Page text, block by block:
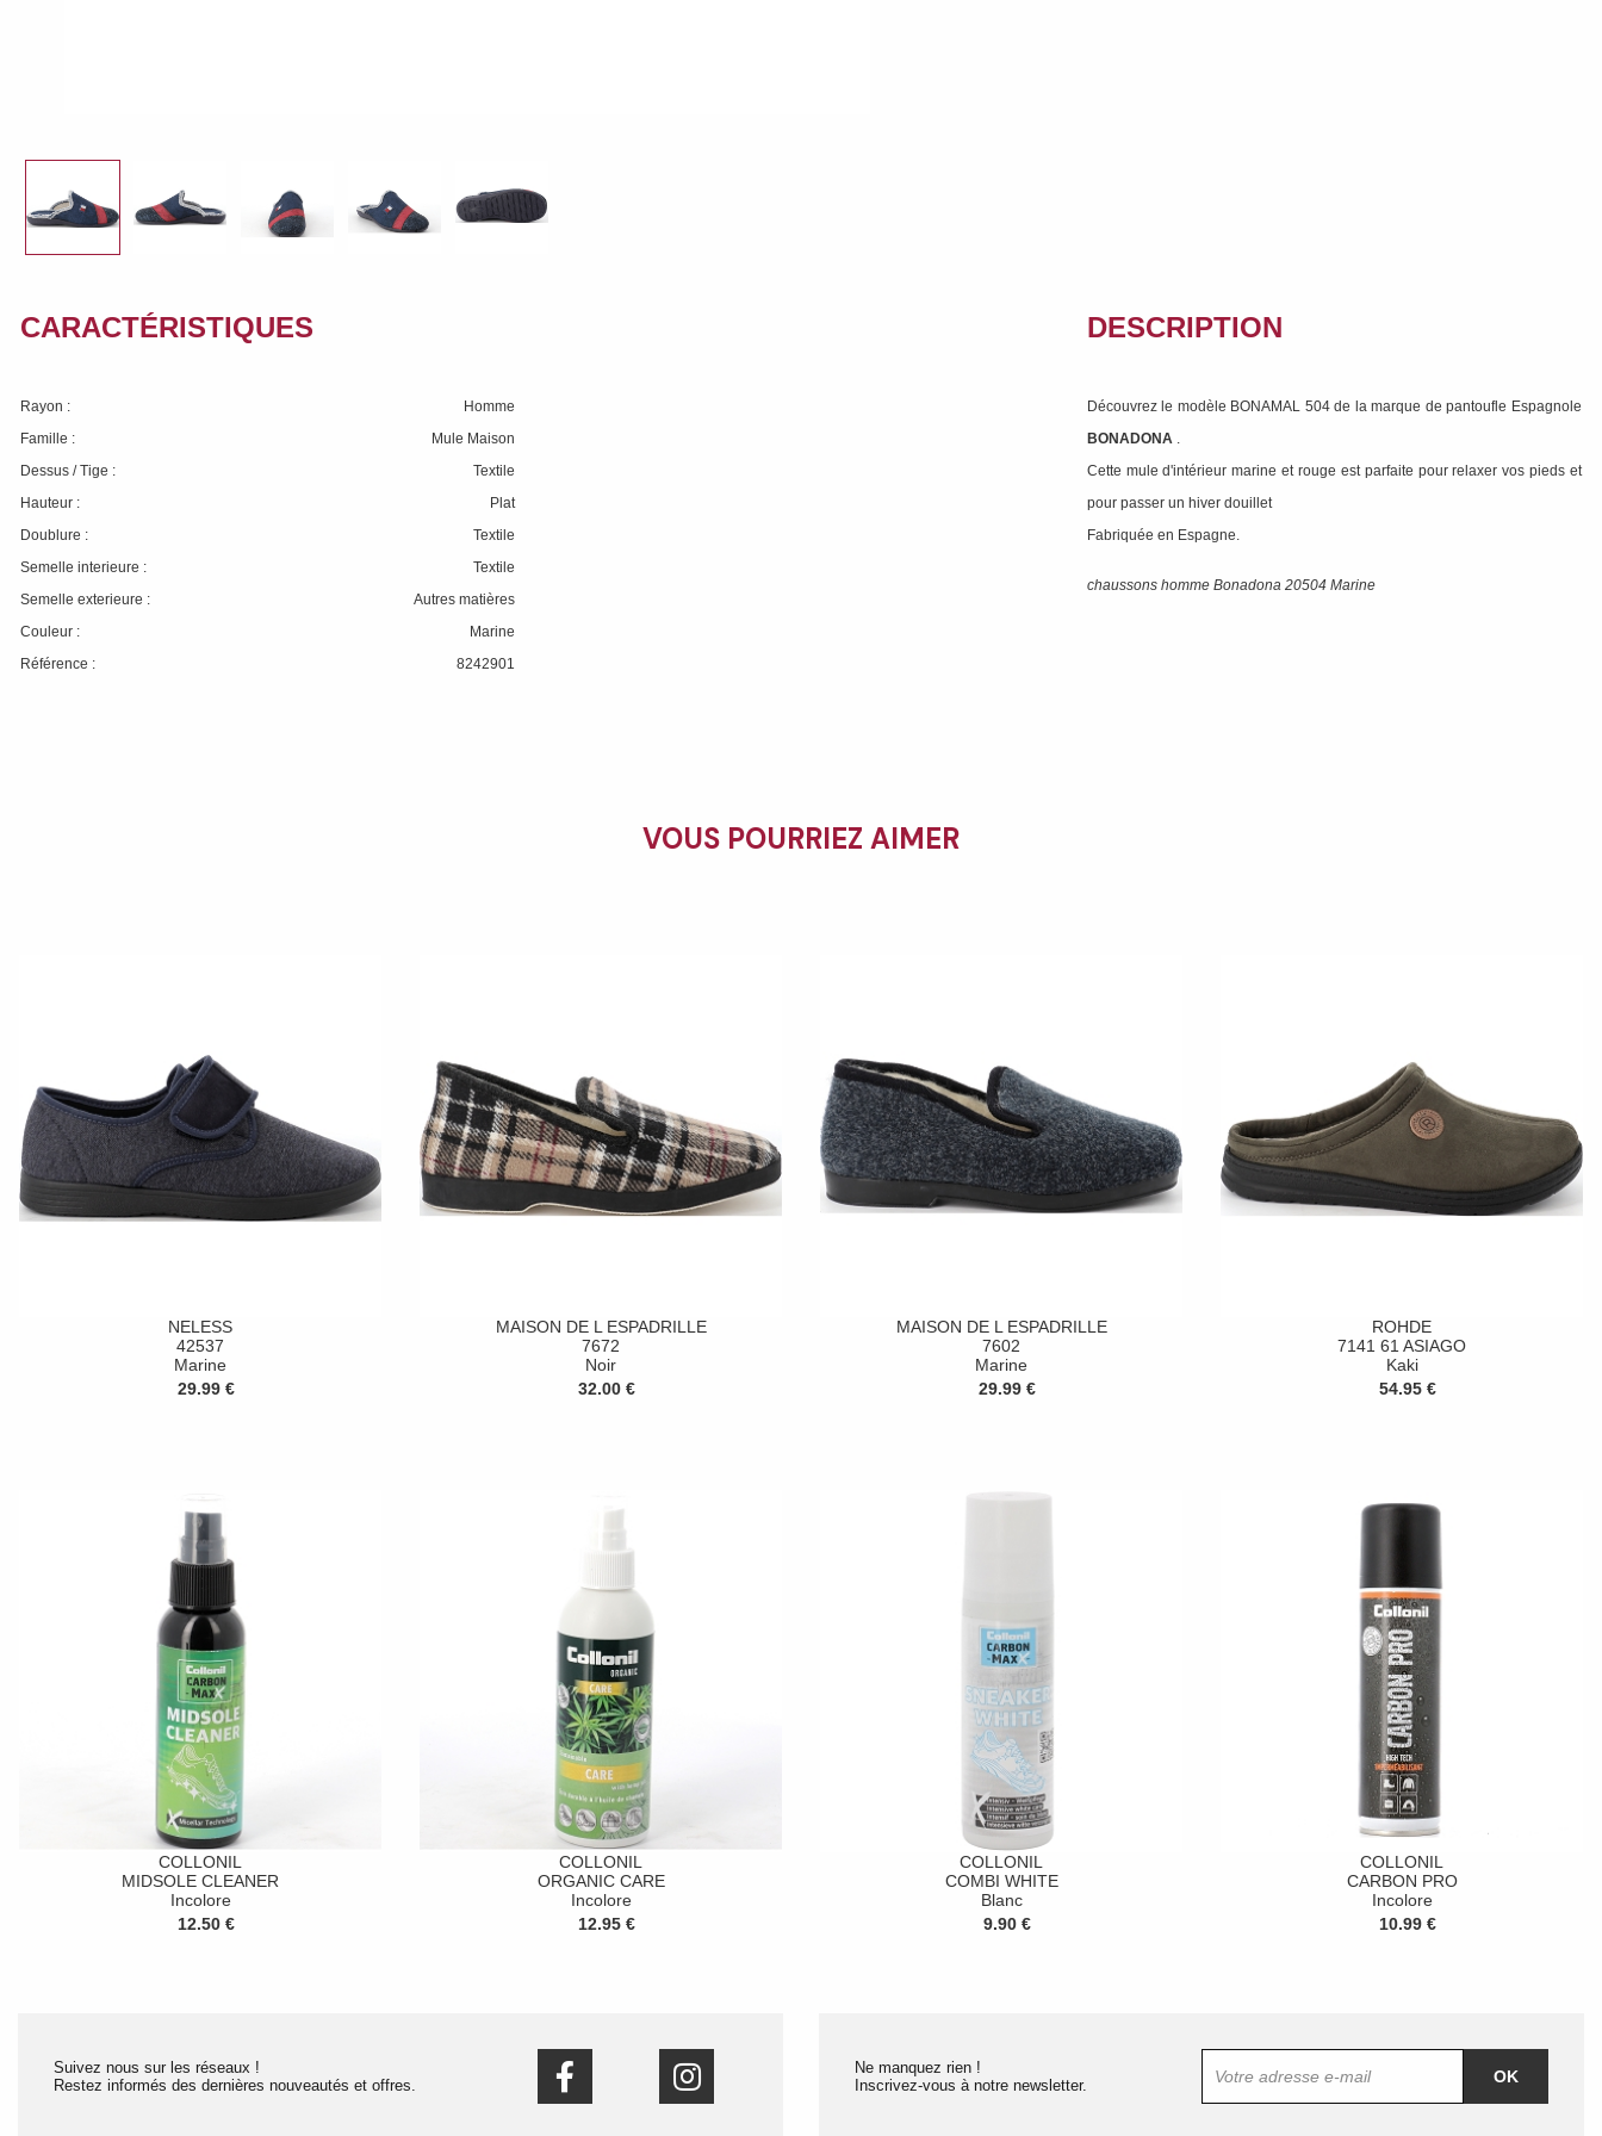
CARACTÉRISTIQUES
Rayon :
Homme
Famille :
Mule Maison
Dessus / Tige :
Textile
Hauteur :
Plat
Doublure :
Textile
Semelle interieure :
Textile
Semelle exterieure :
Autres matières
Couleur :
Marine
Référence :
8242901
DESCRIPTION
Découvrez le modèle BONAMAL 504 de la marque de pantoufle Espagnole
BONADONA .
Cette mule d'intérieur marine et rouge est parfaite pour relaxer vos pieds et
pour passer un hiver douillet
Fabriquée en Espagne.
chaussons homme Bonadona 20504 Marine
VOUS POURRIEZ AIMER
NELESS
42537
Marine
29.99 €
MAISON DE L ESPADRILLE
7672
Noir
32.00 €
MAISON DE L ESPADRILLE
7602
Marine
29.99 €
ROHDE
7141 61 ASIAGO
Kaki
54.95 €
COLLONIL
MIDSOLE CLEANER
Incolore
12.50 €
COLLONIL
ORGANIC CARE
Incolore
12.95 €
COLLONIL
COMBI WHITE
Blanc
9.90 €
COLLONIL
CARBON PRO
Incolore
10.99 €
Suivez nous sur les réseaux !
Restez informés des dernières nouveautés et offres.
Ne manquez rien !
Inscrivez-vous à notre newsletter.
OK